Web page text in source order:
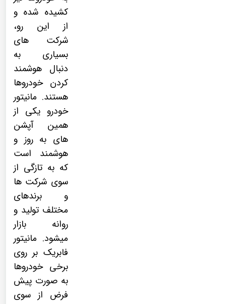
کشیده شده و
از این رو،
شرکت های
بسیاری به
دنبال هوشمند
کردن خودروها
هستند. مانیتور
خودرو یکی از
همین آپشن
های به روز و
هوشمند است
که به تازگی از
سوی شرکت ها
و برندهای
مختلف تولید و
روانه بازار
میشود. مانیتور
فابریک بر روی
برخی خودروها
به صورت پیش
فرض از سوی